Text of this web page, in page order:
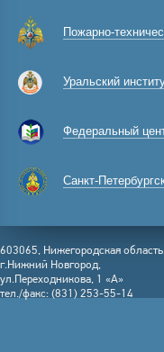
Пожарно-
Уральский
Федеральный центр
Санкт-Петербургский
603065, Нижегородская
г.Нижний Новгород,
ул.Переходникова, 1 «А»
тел./факс: (831) 253-55-14